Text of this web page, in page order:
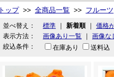
トップ>> 全商品一覧 >> フルーツ
並べ替え： 標準 ｜ 新着順｜ 価格
表示方法：
画像あり一覧 ｜ 画像な
絞込条件：
在庫あり 送料込